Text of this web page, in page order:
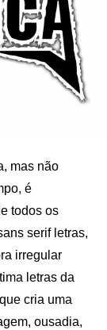
mas não
é
todos os
serif letras,
irregular
letras da
cria uma
ousadia,